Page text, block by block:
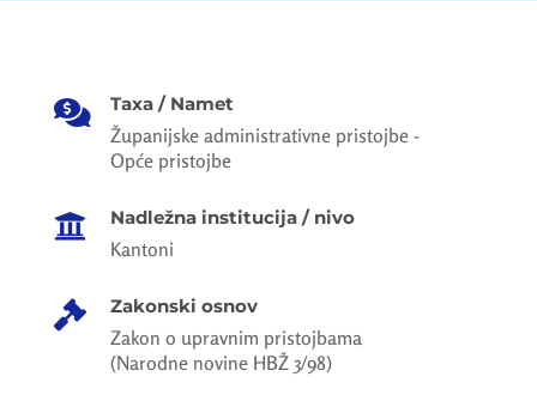
 Taxa / Namet
Županijske administrativne pristojbe -
Opće pristojbe
 Nadležna institucija / nivo
Kantoni
 Zakonski osnov
Zakon o upravnim pristojbama
(Narodne novine HBŽ 3/98)